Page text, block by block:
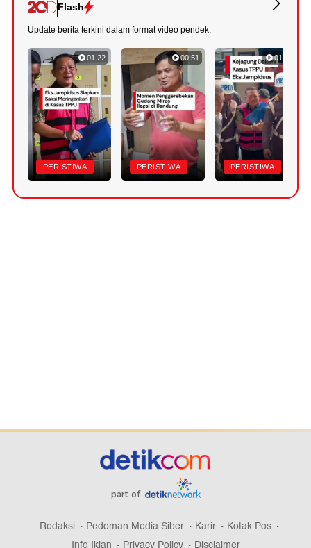
Flash
Update berita terkini dalam format video pendek.
01:22
PERISTIWA
00:51
PERISTIWA
01:18
PERISTIWA
part of
Redaksi Pedoman Media Siber Karir
Kotak Pos
Info Iklan
Privacy Policy Disclaimer